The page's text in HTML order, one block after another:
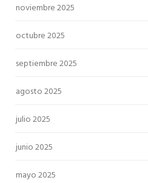
noviembre 2025
octubre 2025
septiembre 2025
agosto 2025
julio 2025
junio 2025
mayo 2025